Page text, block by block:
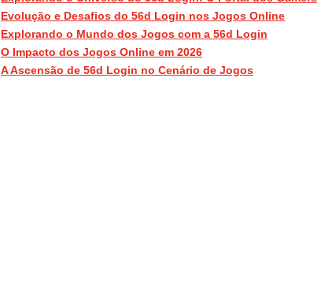
Evolução e Desafios do 56d Login nos Jogos Online
Explorando o Mundo dos Jogos com a 56d Login
O Impacto dos Jogos Online em 2026
A Ascensão de 56d Login no Cenário de Jogos